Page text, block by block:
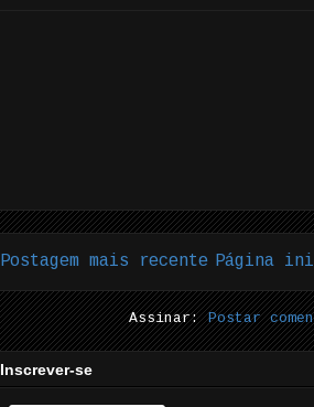
Postagem mais recente Página
Assinar:Postar
Inscrever-se